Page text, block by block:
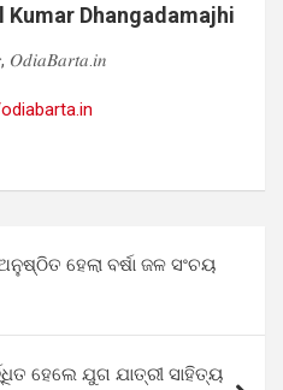
Kumar Dhangadamajhi
𝑂𝑑𝑖𝑎𝐵𝑎𝑟𝑡𝑎.𝑖𝑛
ହେଲା ବର୍ଷା ଜଳ ସଂଚୟ
ହେଲେ ଯୁଗ ଯାତ୍ରୀ ସାହିତ୍ୟ